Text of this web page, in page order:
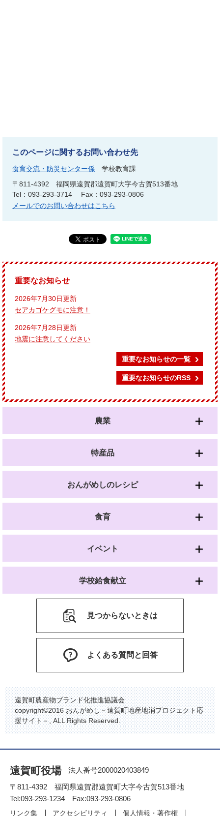
このページに関するお問い合わせ先
食育交流・防災センター係
学校教育課
〒811-4392
福岡県遠賀郡遠賀町大字今古賀513番地
Tel：093-293-3714
Fax：093-293-0806
メールでのお問い合わせはこちら
重要なお知らせ
2026年7月30日更新
セアカゴケグモに注意！
2026年7月28日更新
地震に注意してください
重要なお知らせの一覧
重要なお知らせのRSS
農業
特産品
おんがめしのレシピ
食育
イベント
学校給食献立
見つからないときは
よくある質問と回答
遠賀町農産物ブランド化推進協議会
copyright©2016 おんがめし－遠賀町地産地消プロジェクト応
援サイト－, ALL Rights Reserved.
遠賀町役場
法人番号2000020403849
〒811-4392 福岡県遠賀郡遠賀町大字今古賀513番地
Tel:093-293-1234 Fax:093-293-0806
リンク集 アクセシビリティ 個人情報・著作権